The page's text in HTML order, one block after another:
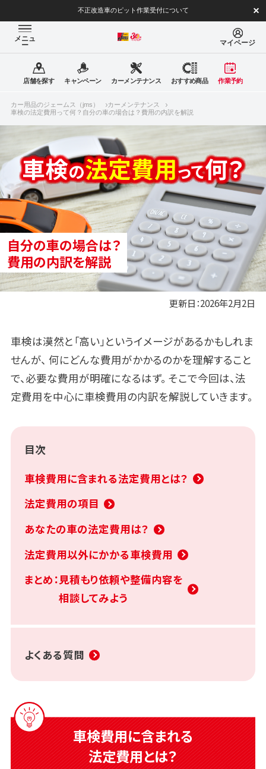
不正改造車のピット作業受付について
メニュ
ー マイページ
店舗を探す キャンペーン カーメンテナンス おすすめ商品 作業予約
カー用品のジェームス（jms）
カーメンテナンス
車検の法定費用って何？自分の車の場合は？費用の内訳を解説
車検の法定費用って何？
自分の車の場合は？
費用の内訳を解説
更新日：2026年2月2日
車検は漠然と「高い」というイメージがあるかもしれま
せんが、 何にどんな費用がかかるのかを理解すること
で、必要な費用が明確になるはず。 そこで今回は、法
定費用を中心に車検費用の内訳を解説していきます。
目次
車検費用に含まれる法定費用とは？
法定費用の項目
あなたの車の法定費用は？
法定費用以外にかかる車検費用
まとめ：見積もり依頼や整備内容を
相談してみよう
よくある質問
車検費用に含まれる
法定費用とは？